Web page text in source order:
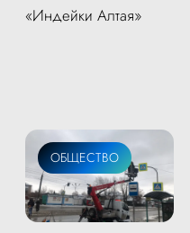
«Индейки Алтая»
ОБЩЕСТВО